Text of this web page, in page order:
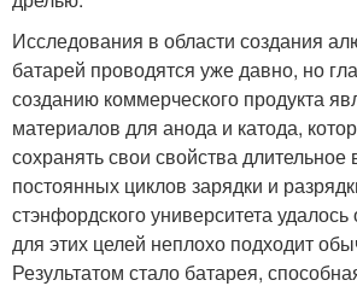
Исследования в области создания
батарей проводятся уже давно, но
созданию коммерческого продукта
материалов для анода и катода,
сохранять свои свойства
постоянных циклов зарядки и
стэнфордского университета
для этих целей неплохо подходит
Результатом стало батарея,